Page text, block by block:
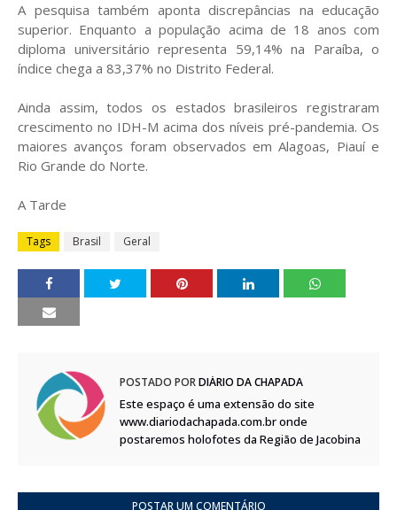
A pesquisa também aponta discrepâncias na educação
superior. Enquanto a população acima de 18 anos com
diploma universitário representa 59,14% na Paraíba, o
índice chega a 83,37% no Distrito Federal.
Ainda assim, todos os estados brasileiros registraram
crescimento no IDH-M acima dos níveis pré-pandemia. Os
maiores avanços foram observados em Alagoas, Piauí e
Rio Grande do Norte.
A Tarde
Tags Brasil Geral
POSTADO PORDIÁRIO DA CHAPADA
Este espaço é uma extensão do site
www.diariodachapada.com.br onde
postaremos holofotes da Região de Jacobina
POSTAR UM COMENTÁRIO